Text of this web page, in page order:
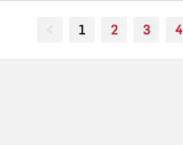
1 2 3 4